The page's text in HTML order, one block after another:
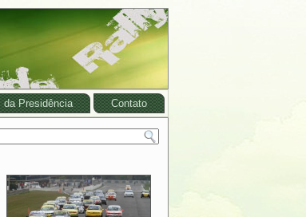
da Presidência Contato